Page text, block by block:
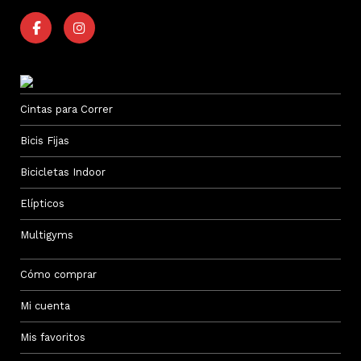
Cintas para Correr
Bicis Fijas
Bicicletas Indoor
Elípticos
Multigyms
Cómo comprar
Mi cuenta
Mis favoritos